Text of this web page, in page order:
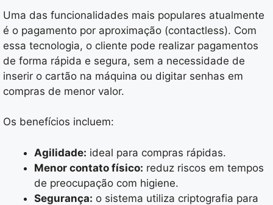
Uma das funcionalidades mais populares atualmente
é o pagamento por aproximação (contactless). Com
essa tecnologia, o cliente pode realizar pagamentos
de forma rápida e segura, sem a necessidade de
inserir o cartão na máquina ou digitar senhas em
compras de menor valor.
Os benefícios incluem:
Agilidade: ideal para compras rápidas.
Menor contato físico: reduz riscos em tempos
de preocupação com higiene.
Segurança: o sistema utiliza criptografia para